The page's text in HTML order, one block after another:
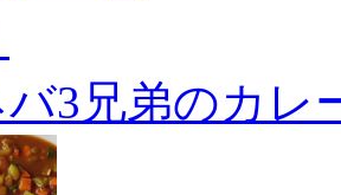
3兄弟のカレ